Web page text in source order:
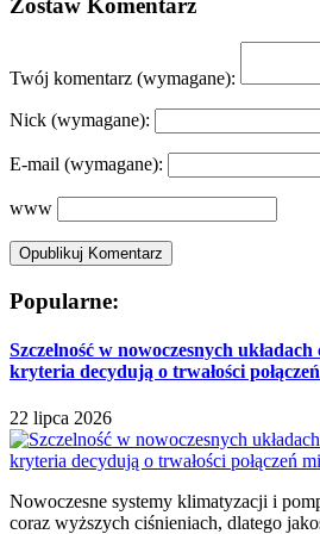
Zostaw Komentarz
Twój komentarz (wymagane):
Nick (wymagane):
E-mail (wymagane):
www
Popularne:
Szczelność w nowoczesnych
kryteria decydują o trwałości
22 lipca 2026
Nowoczesne systemy klimatyzacji i
coraz wyższych ciśnieniach, dlatego